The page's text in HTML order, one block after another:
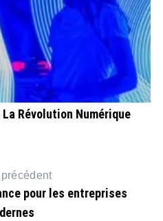
Révolution Numérique
pour les entreprises